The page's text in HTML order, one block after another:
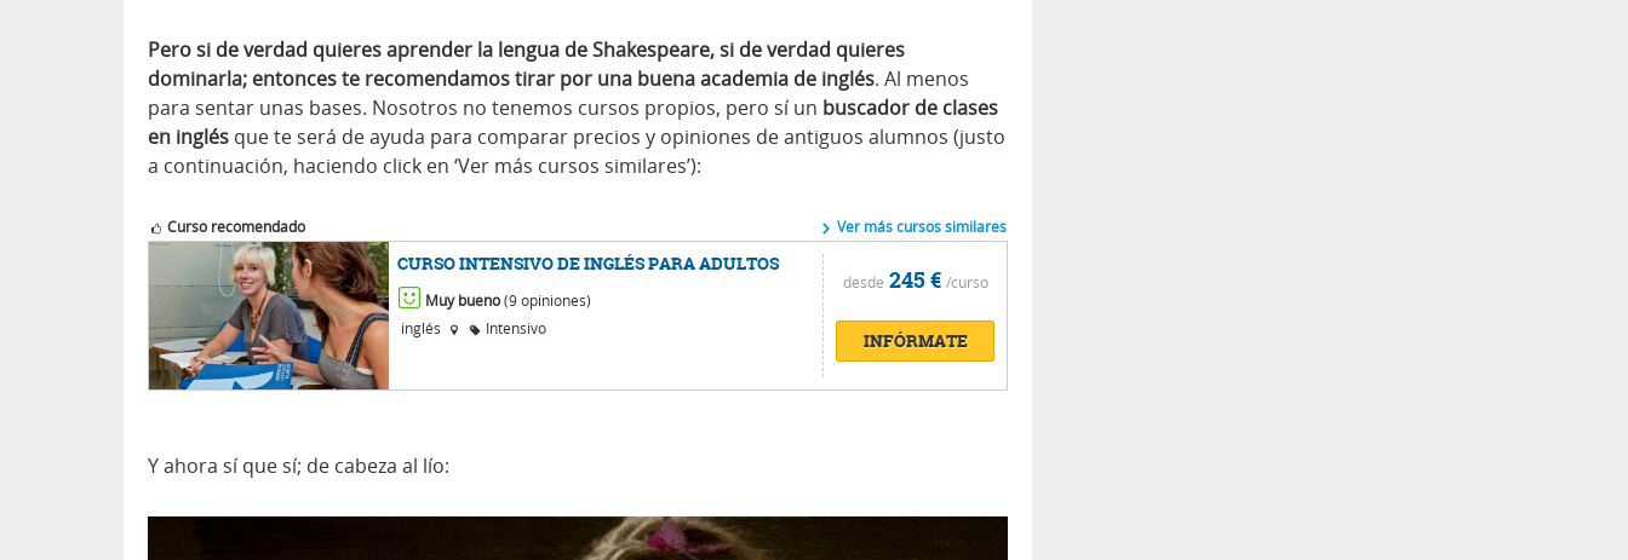
Pero si de verdad quieres aprender la lengua de Shakespeare, si de verdad quieres
dominarla; entonces te recomendamos tirar por una buena academia de inglés. Al menos
para sentar unas bases. Nosotros no tenemos cursos propios, pero sí un buscador de clases
en inglés que te será de ayuda para comparar precios y opiniones de antiguos alumnos (justo
a continuación, haciendo click en ‘Ver más cursos similares’):
Curso recomendado Ver más cursos similares
CURSO INTENSIVO DE INGLÉS PARA ADULTOS
Muy bueno(9 opiniones)
inglés
Intensivo
desde 245 € /curso
INFÓRMATE
Y ahora sí que sí; de cabeza al lío: